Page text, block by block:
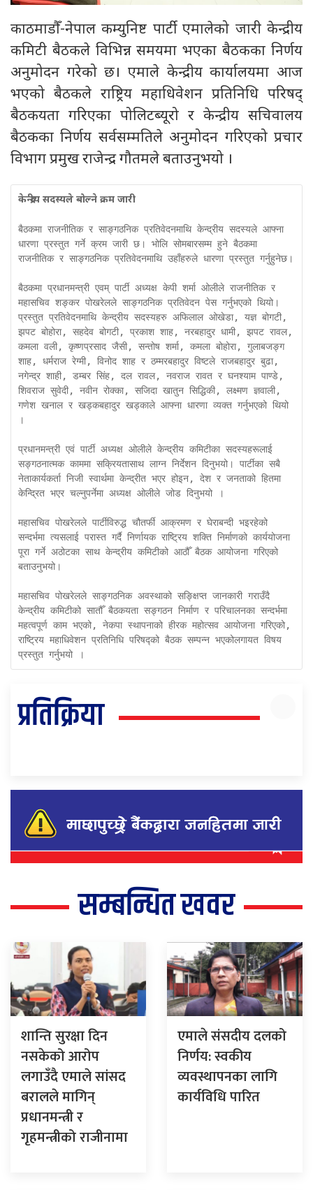
काठमाडौँ-नेपाल कम्युनिष्ट पार्टी एमालेको जारी केन्द्रीय
कमिटी बैठकले विभिन्न समयमा भएका बैठकका निर्णय
अनुमोदन गरेको छ। एमाले केन्द्रीय कार्यालयमा आज
भएको बैठकले राष्ट्रिय महाधिवेशन प्रतिनिधि परिषद्
बैठकयता गरिएका पोलिटब्यूरो र केन्द्रीय सचिवालय
बैठकका निर्णय सर्वसम्मतिले अनुमोदन गरिएको प्रचार
विभाग प्रमुख राजेन्द्र गौतमले बताउनुभयो ।
बैठकमा राजनीतिक र साङ्गठनिक प्रतिवेदनमाथि केन्द्रीय सदस्यले आफ्ना
धारणा प्रस्तुत गर्ने क्रम जारी छ। भोलि सोमबारसम्म हुने बैठकमा
राजनीतिक र साङ्गठनिक प्रतिवेदनमाथि उहाँहरुले धारणा प्रस्तुत गर्नुहुनेछ।
बैठकमा प्रधानमन्त्री एवम् पार्टी अध्यक्ष केपी शर्मा ओलीले राजनीतिक र
महासचिव शङ्कर पोखरेलले साङ्गठनिक प्रतिवेदन पेस गर्नुभएको थियो।
प्रस्तुत प्रतिवेदनमाथि केन्द्रीय सदस्यहरु अफिलाल ओखेडा, यज्ञ बोगटी,
झपट बोहोरा, सहदेव बोगटी, प्रकाश शाह, नरबहादुर धामी, झपट रावल,
कमला वली, कृष्णप्रसाद जैसी, सन्तोष शर्मा, कमला बोहोरा, गुलाबजङ्ग
शाह, धर्मराज रेग्मी, विनोद शाह र ठम्मरबहादुर विष्टले राजबहादुर बुढा,
नगेन्द्र शाही, डम्बर सिंह, दल रावल, नवराज रावत र घनश्याम पाण्डे,
शिवराज सुवेदी, नवीन रोक्का, सजिदा खातुन सिद्धिकी, लक्ष्मण ज्ञवाली,
गणेश खनाल र खड्कबहादुर खड्काले आफ्ना धारणा व्यक्त गर्नुभएको थियो
।
प्रधानमन्त्री एवं पार्टी अध्यक्ष ओलीले केन्द्रीय कमिटीका सदस्यहरूलाई
सङ्गठनात्मक काममा सक्रियतासाथ लाग्न निर्देशन दिनुभयो। पार्टीका सबै
नेताकार्यकर्ता निजी स्वार्थमा केन्द्रीत भएर होइन, देश र जनताको हितमा
केन्द्रित भएर चल्नुपर्नेमा अध्यक्ष ओलीले जोड दिनुभयो ।
महासचिव पोखरेलले पार्टीविरुद्ध चौतर्फी आक्रमण र घेराबन्दी भइरहेको
सन्दर्भमा त्यसलाई परास्त गर्दै निर्णायक राष्ट्रिय शक्ति निर्माणको कार्ययोजना
पूरा गर्ने अठोटका साथ केन्द्रीय कमिटीको आठौँ बैठक आयोजना गरिएको
बताउनुभयो।
महासचिव पोखरेलले साङ्गठनिक अवस्थाको सङ्क्षिप्त जानकारी गराउँदै
केन्द्रीय कमिटीको सातौँ बैठकयता सङ्गठन निर्माण र परिचालनका सन्दर्भमा
महत्वपूर्ण काम भएको, नेकपा स्थापनाको हीरक महोत्सव आयोजना गरिएको,
राष्ट्रिय महाधिवेशन प्रतिनिधि परिषद्को बैठक सम्पन्न भएकोलगायत विषय
प्रस्तुत गर्नुभयो ।
प्रतिक्रिया
सम्बन्धित खवर
शान्ति सुरक्षा दिन
नसकेको आरोप
लगाउँदै एमाले सांसद
बरालले मागिन्
प्रधानमन्त्री र
गृहमन्त्रीको राजीनामा
एमाले संसदीय दलको
निर्णय: स्वकीय
व्यवस्थापनका लागि
कार्यविधि पारित